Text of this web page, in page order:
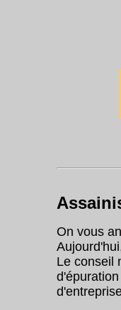
On vous
Le conseil